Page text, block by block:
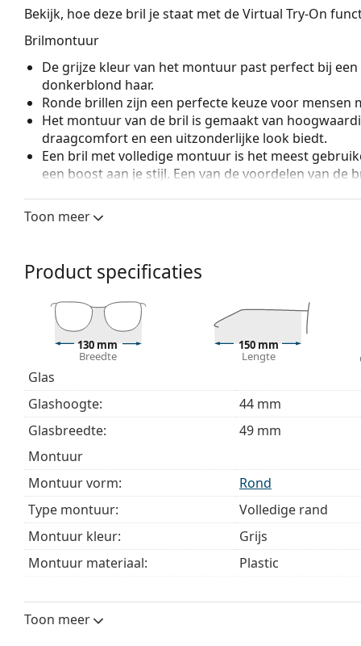
Bekijk, hoe deze bril je staat met de Virtual Try-On
Brilmontuur
De grijze kleur van het montuur past perfect bij
donkerblond haar.
Ronde brillen zijn een perfecte keuze voor mensen
Het montuur van de bril is gemaakt van
draagcomfort en een uitzonderlijke look biedt.
Een bril met volledige montuur is het meest
een boost aan je stijl. Een van de voordelen van
Wij leveren de brillen in een originele hoes. De
Het meegeleverde doekje is ideaal voor het
modellen worden geleverd met een stoffen zakje in
Bekijk het volledige assortimentbrillen voor meer
bij het kiezen.
Het is een medisch hulpmiddel. Lees de instructies
Toon meer
Product specificaties
130 mm
Breedte
150 mm
Lengte
Glas
Glashoogte:
44 mm
Glasbreedte:
49 mm
montuur
Montuur vorm:
Rond
Type montuur:
Volledige rand
Montuur kleur:
Grijs
Montuur materiaal:
Plastic
Breedte:
Toon meer